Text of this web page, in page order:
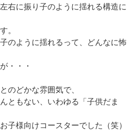
右に振り子のように揺れる構造に
。
のように揺れるって、どんなに怖
・・・
のどかな雰囲気で、
ともない、いわゆる「子供だま
子様向けコースターでした（笑）